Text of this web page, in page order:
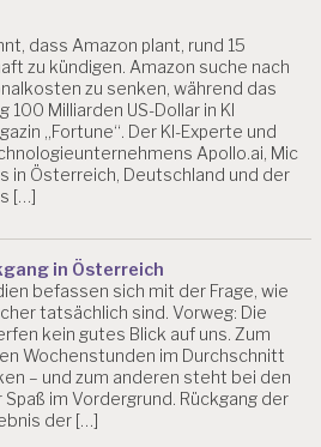
dass Amazon plant, rund 15
zu kündigen. Amazon suche nach
zu senken, während das
Milliarden US-Dollar in KI
„Fortune“. Der KI-Experte und
Apollo.ai, Mic
in Österreich, Deutschland und der
[…]
in Österreich
befassen sich mit der Frage, wie
tatsächlich sind. Vorweg: Die
kein gutes Blick auf uns. Zum
Wochenstunden im Durchschnitt
– und zum anderen steht bei den
im Vordergrund. Rückgang der
der […]